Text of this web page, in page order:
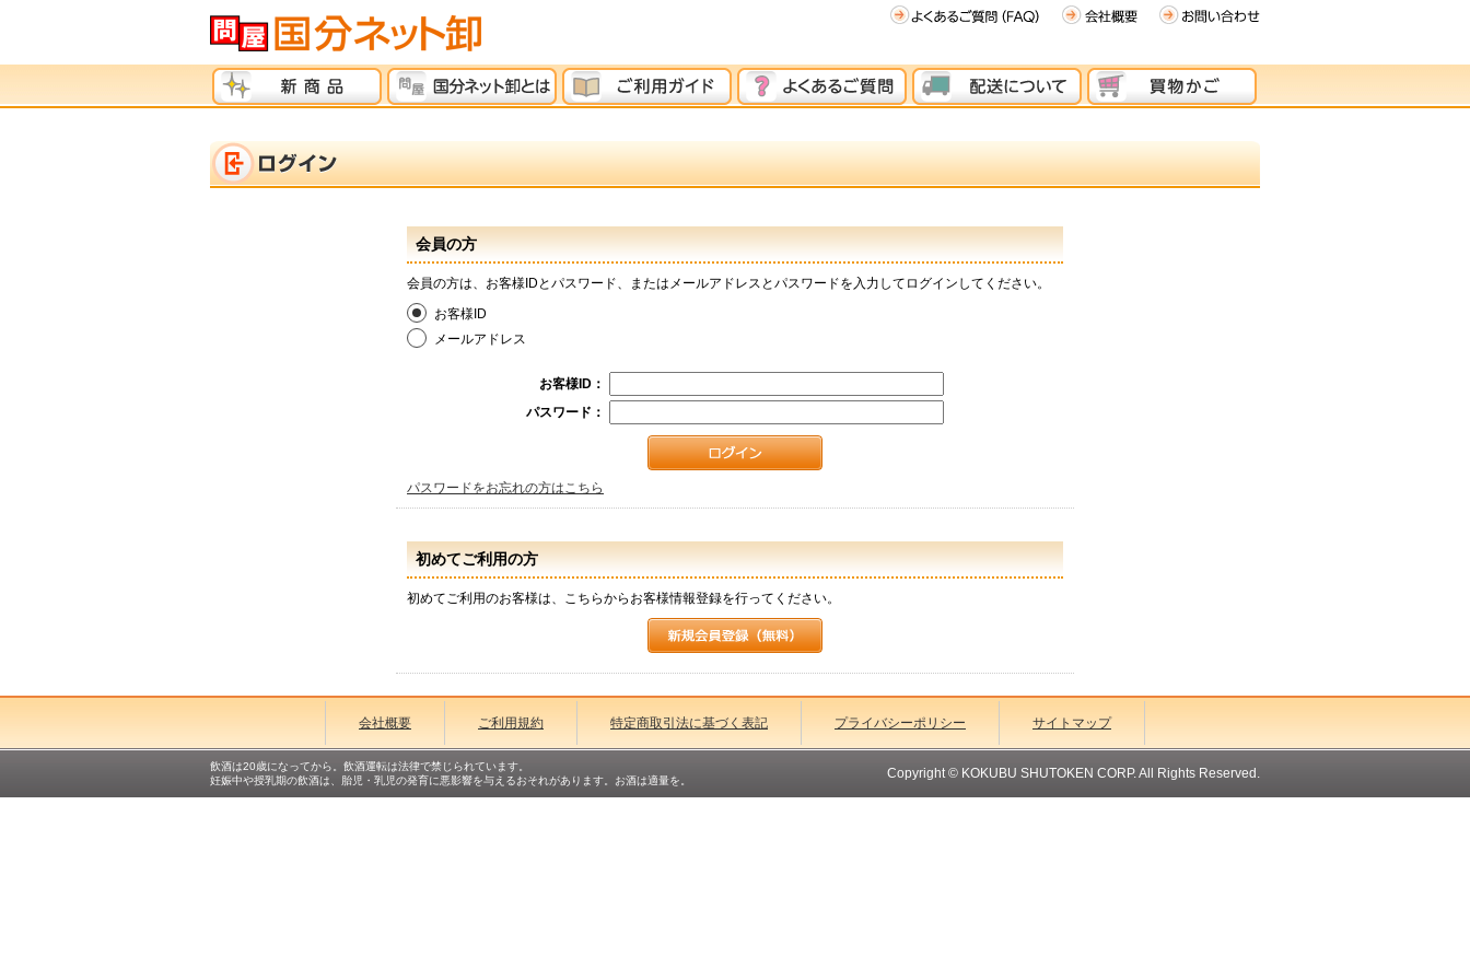
会員の方
会員の方は、お客様IDとパスワード、またはメールアドレスとパスワードを入力してログインしてください。
お客様ID
メールアドレス
お客様ID：
パスワード：
パスワードをお忘れの方はこちら
初めてご利用の方
初めてご利用のお客様は、こちらからお客様情報登録を行ってください。
会社概要 ご利用規約 特定商取引法に基づく表記 プライバシーポリシー サイトマップ
飲酒は20歳になってから。飲酒運転は法律で禁じられています。
妊娠中や授乳期の飲酒は、胎児・乳児の発育に悪影響を与えるおそれがあります。お酒は適量を。
Copyright © KOKUBU SHUTOKEN CORP. All Rights Reserved.